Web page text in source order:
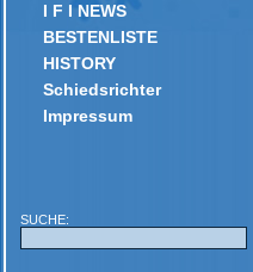
I F I NEWS
BESTENLISTE
HISTORY
Schiedsrichter
Impressum
SUCHE: